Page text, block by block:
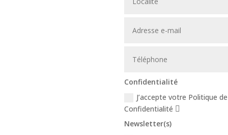
Confidentialité
J’accepte votre Politique de
Confidentialité
Newsletter(s)